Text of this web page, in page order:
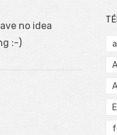
no idea
:-)